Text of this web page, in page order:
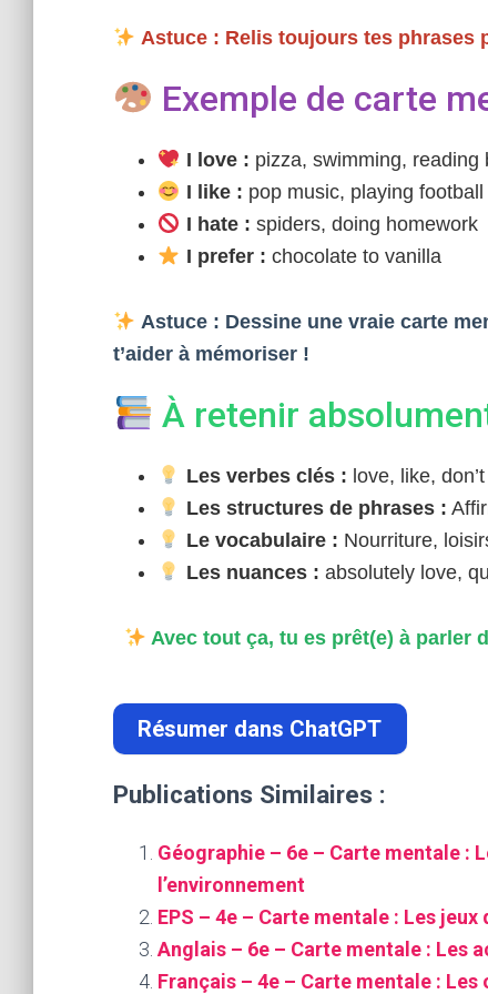
Astuce : Relis toujours tes phrases
Exemple de carte
I love : pizza, swimming, reading
I like : pop music, playing football
I hate : spiders, doing homework
I prefer : chocolate to vanilla
Astuce : Dessine une vraie carte
t’aider à mémoriser !
À retenir
Les verbes clés : love, like,
Les structures de phrases :
Le vocabulaire : Nourriture,
Les nuances : absolutely love,
Avec tout ça, tu es prêt(e) à parler
Résumer dans ChatGPT
Publications Similaires :
Géographie – 6e – Carte mentale :
l’environnement
EPS – 4e – Carte mentale : Les
Anglais – 6e – Carte mentale : Les
Français – 4e – Carte mentale :